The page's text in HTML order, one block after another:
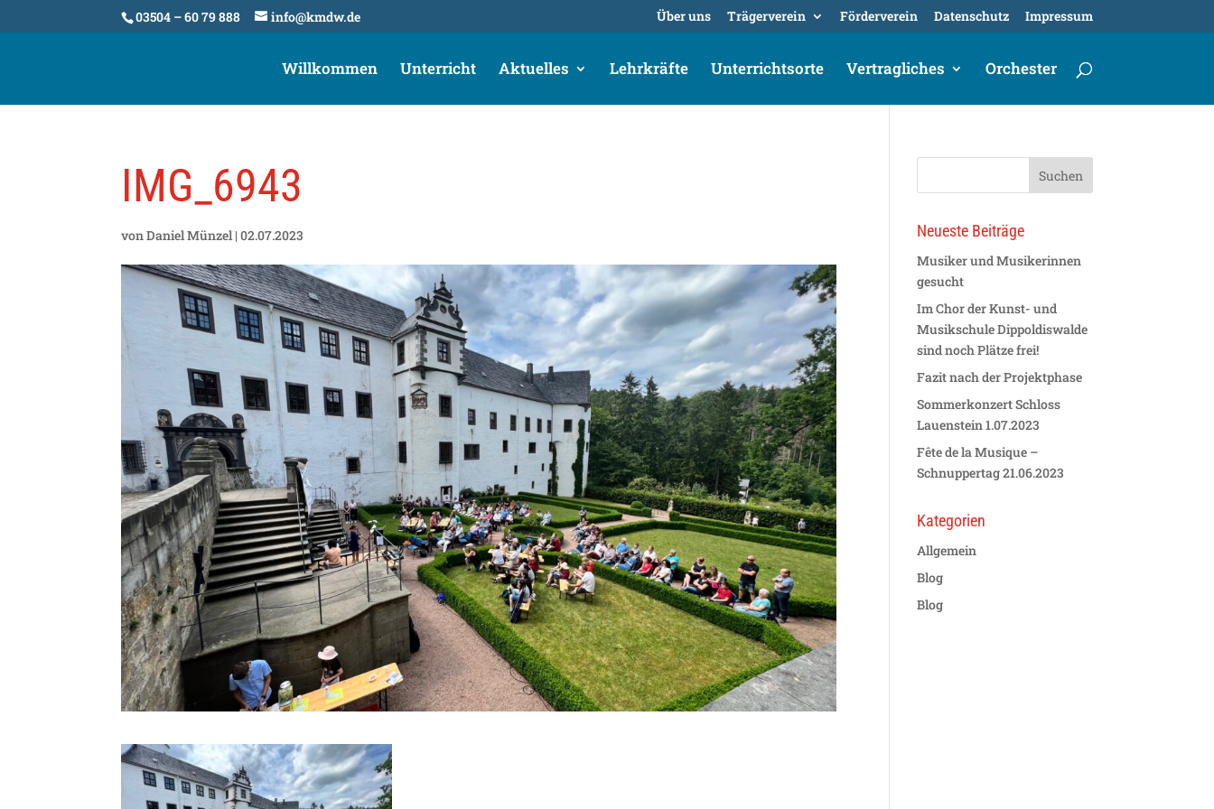
03504 – 60 79 888 info@kmdw.de Über uns Trägerverein Förderverein Datenschutz Impressum
Willkommen Unterricht Aktuelles Lehrkräfte Unterrichtsorte Vertragliches Orchester
IMG_6943
vonDaniel Münzel|02.07.2023 Neueste Beiträge
Musiker und Musikerinnen
gesucht
Im Chor der Kunst- und
Musikschule Dippoldiswalde
sind noch Plätze frei!
Fazit nach der Projektphase
Sommerkonzert Schloss
Lauenstein 1.07.2023
Fête de la Musique –
Schnuppertag 21.06.2023
Kategorien
Allgemein
Blog
Blog